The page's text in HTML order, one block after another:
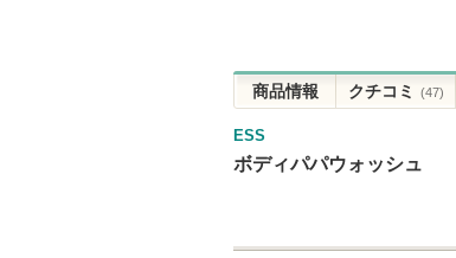
商品情報 クチコミ (47)
ESS
ボディパパウォッシュ